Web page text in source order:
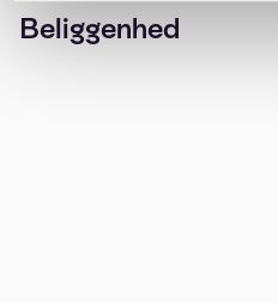
Beliggenhed